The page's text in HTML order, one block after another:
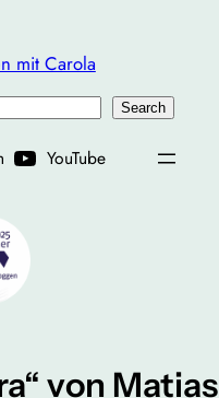
mit Carola
Search
YouTube
von Matias